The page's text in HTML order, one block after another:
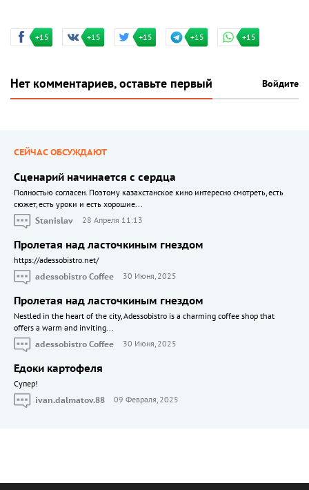
+15 +15 +15 +15 +15
Нет комментариев, оставьте первый Войдите
СЕЙЧАС ОБСУЖДАЮТ
Сценарий начинается с сердца
Полностью согласен. Поэтому казахстанское кино интересно смотреть, есть
сюжет, есть уроки и есть хорошие...
Stanislav
28 Апреля 11:13
Пролетая над ласточкиным гнездом
https://adessobistro.net/
adessobistro Coffee
30 Июня, 2025
Пролетая над ласточкиным гнездом
Nestled in the heart of the city, Adessobistro is a charming coffee shop that
offers a warm and inviting...
adessobistro Coffee
30 Июня, 2025
Едоки картофеля
Cупер!
ivan.dalmatov.88
09 Февраля, 2025